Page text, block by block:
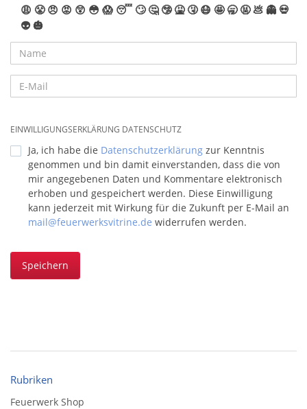
😩 😤 😠 😡 😲 😳 😱 😴 🙄 🤔 🤥 🤮 🤧 😷 🤩 🥱 🤬 💩 👻 💀
👽 🎃
EINWILLIGUNGSERKLÄRUNG DATENSCHUTZ
Ja, ich habe die Datenschutzerklärung zur Kenntnis
genommen und bin damit einverstanden, dass die von
mir angegebenen Daten und Kommentare elektronisch
erhoben und gespeichert werden. Diese Einwilligung
kann jederzeit mit Wirkung für die Zukunft per E-Mail an
mail@feuerwerksvitrine.de widerrufen werden.
Speichern
Rubriken
Feuerwerk Shop